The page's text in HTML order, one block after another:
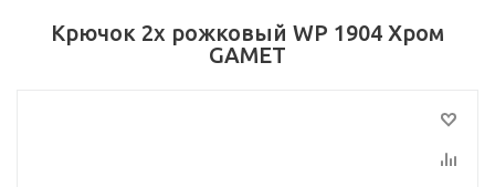
Крючок 2х рожковый WP 1904 Хром
GAMET